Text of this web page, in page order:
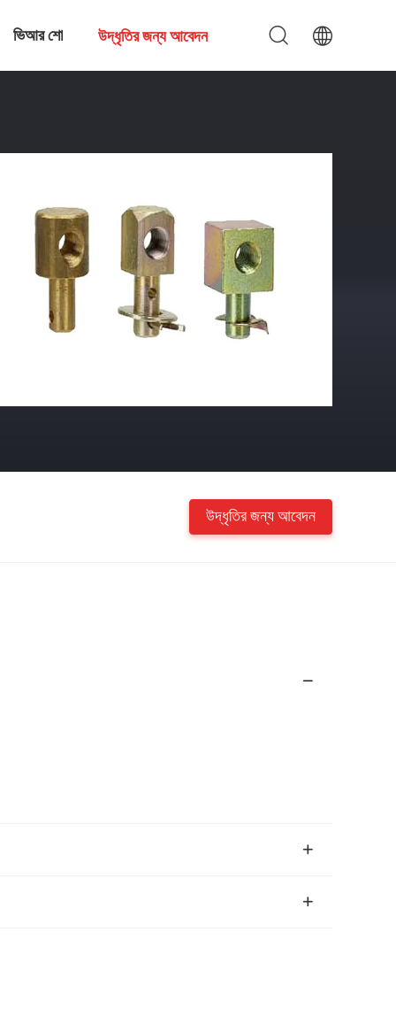
ভিআর শো উদ্ধৃতির জন্য আবেদন
উদ্ধৃতির জন্য আবেদন